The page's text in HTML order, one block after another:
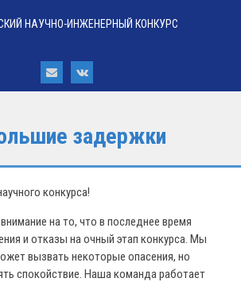
НАУЧНО-ИНЖЕНЕРНЫЙ КОНКУРС
задержки
конкурса!
на то, что в последнее время
и отказы на очный этап конкурса. Мы
вызвать некоторые опасения, но
спокойствие. Наша команда работает